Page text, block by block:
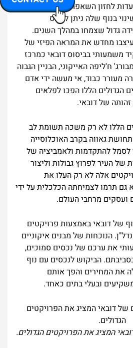
לחזון השאפתני של העיר
בנוף שלה ניתן לייחס
גדול שצמחו במהלך השנים.
מחדש את המראה הפיזי של
משמעותי בביסוס דובאי כמרכז
ח'ליפה האייקוני, הבניין הגבוה
מעורר כבוד, אי מעשה ידי אדם
הגדולים הללו הפכו לפלאים
של דובאי.
הללו לא רק משכה תשומת לב
גאווה בקרב האוכלוסייה
להתקדמות ולאמביציה של
של העיר לפרוץ גבולות וליצור
אלה לא רק העלו את
תרמו לצמיחתה הכלכלית על ידי
ועסקים מרחבי העולם.
של דובאי באמצעות פרויקטים
הנוכחות של מבנים איקוניים
את ערכם של נכסים סמוכים,
הביקוש לנכסים עם נוף
את המחירים והפך אותם
ובעלי בתים כאחד.